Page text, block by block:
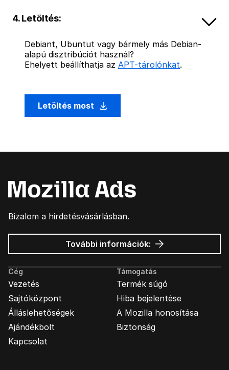
4. Letöltés:
Debiant, Ubuntut vagy bármely más Debian-
alapú disztribúciót használ?
Ehelyett beállíthatja az APT-tárolónkat.
Letöltés most
Bizalom a hirdetésvásárlásban.
További információk: Mozilla
hirdetések
Cég
Vezetés
Sajtóközpont
Álláslehetőségek
Ajándékbolt
Kapcsolat
Támogatás
Termék súgó
Hiba bejelentése
A Mozilla honosítása
Biztonság